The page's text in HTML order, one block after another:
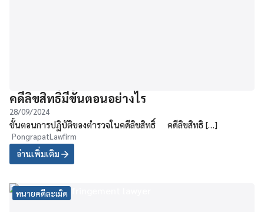
คดีลิขสิทธิ์มีขั้นตอนอย่างไร
28/09/2024
ขั้นตอนการปฏิบัติของตำรวจในคดีลิขสิทธิ์ คดีลิขสิทธิ […]
PongrapatLawfirm
อ่านเพิ่มเติม
ทนายคดีละเมิด